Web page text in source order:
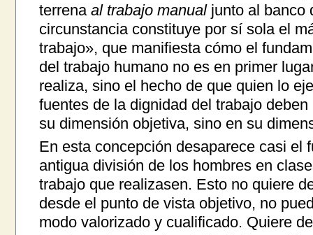
terrena al trabajo manualjunto al banco
circunstancia constituye por sí sola el
trabajo», que manifiesta cómo el
del trabajo humano no es en primer
realiza, sino el hecho de que quien lo
fuentes de la dignidad del trabajo
su dimensión objetiva, sino en su
En esta concepción desaparece casi el
antigua división de los hombres en
trabajo que realizasen. Esto no quiere
desde el punto de vista objetivo, no
modo valorizado y cualificado. Quiere